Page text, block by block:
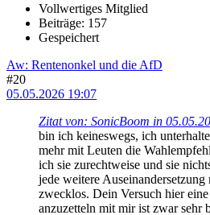
Vollwertiges Mitglied
Beiträge: 157
Gespeichert
Aw: Rentenonkel und die AfD
#20
05.05.2026 19:07
Zitat von: SonicBoom in
bin ich keineswegs, ich
mehr mit Leuten die
ich sie zurechtweise und sie
jede weitere
zwecklos. Dein Versuch hier
anzuzetteln mit mir ist zwar sehr